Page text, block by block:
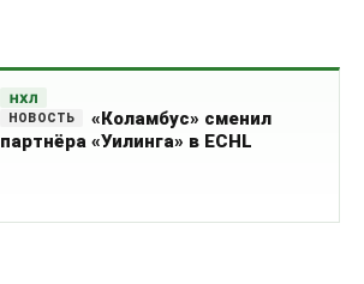
НХЛ
«Коламбус» сменил
партнёра «Уилинга» в ECHL